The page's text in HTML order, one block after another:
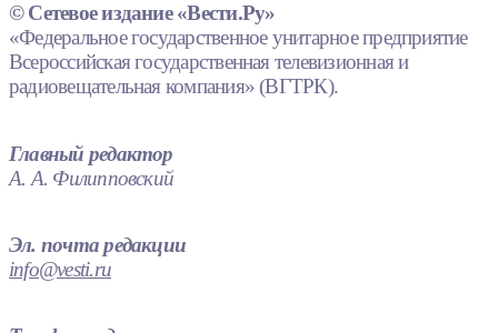
© Сетевое издание «Вести.Ру»
«Федеральное государственное унитарное предприятие
Всероссийская государственная телевизионная и
радиовещательная компания» (ВГТРК).
Главный редактор
А. А. Филипповский
Эл. почта редакции
info@vesti.ru